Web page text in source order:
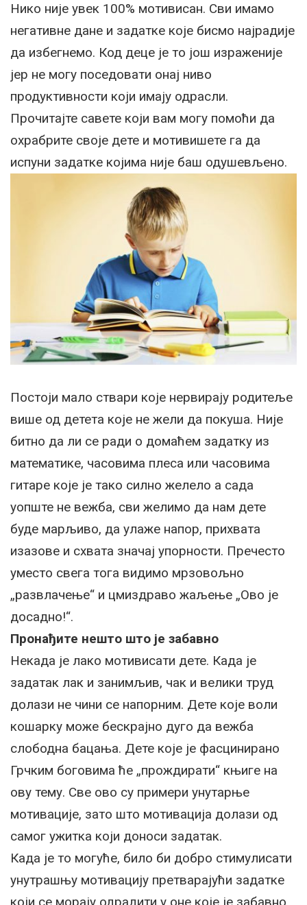
Нико није увек 100% мотивисан. Сви имамо
негативне дане и задатке које бисмо најрадије
да избегнемо. Код деце је то још израженије
јер не могу поседовати онај ниво
продуктивности који имају одрасли.
Прочитајте савете који вам могу помоћи да
охрабрите своје дете и мотивишете га да
испуни задатке којима није баш одушевљено.
Постоји мало ствари које нервирају родитеље
више од детета које не жели да покуша. Није
битно да ли се ради о домаћем задатку из
математике, часовима плеса или часовима
гитаре које је тако силно желело а сада
уопште не вежба, сви желимо да нам дете
буде марљиво, да улаже напор, прихвата
изазове и схвата значај упорности. Пречесто
уместо свега тога видимо мрзовољно
„развлачење“ и цмиздраво жаљење „Ово је
досадно!“.
Пронађите нешто што је забавно
Некада је лако мотивисати дете. Када је
задатак лак и занимљив, чак и велики труд
долази не чини се напорним. Дете које воли
кошарку може бескрајно дуго да вежба
слободна бацања. Дете које је фасцинирано
Грчким боговима ће „прождирати“ књиге на
ову тему. Све ово су примери унутарње
мотивације, зато што мотивација долази од
самог ужитка који доноси задатак.
Када је то могуће, било би добро стимулисати
унутрашњу мотивацију претварајући задатке
који се морају одрадити у оне које је забавно